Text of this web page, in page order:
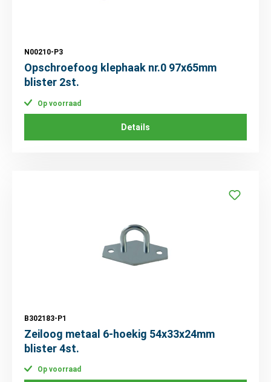
N00210-P3
Opschroefoog klephaak nr.0 97x65mm
blister 2st.
Op voorraad
Details
B302183-P1
Zeiloog metaal 6-hoekig 54x33x24mm
blister 4st.
Op voorraad